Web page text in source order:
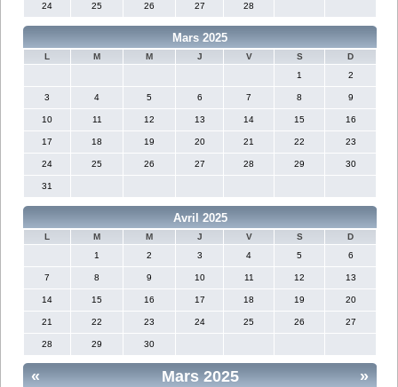
24 25 26 27 28
Mars 2025
L M M J V S
D
1
2
3 4 5 6 7 8 9
10 11 12 13 14 15 16
17 18 19 20 21 22 23
24 25 26 27 28 29 30
31
Avril 2025
L M M J V S
D
1
2 3 4 5 6
7 8 9 10 11 12 13
14 15 16 17 18 19 20
21 22 23 24 25 26 27
28 29 30
« »
Mars 2025